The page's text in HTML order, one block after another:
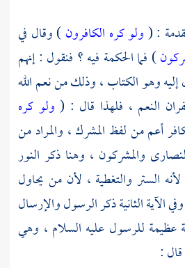
: (ولو كره الكافرون) وقال في
) فما الحكمة فيه ؟ فنقول : إنهم
إليه وهو الكتاب ، وذلك من نعم الله
النعم ، فلهذا قال : ( ولو كره
أعم من لفظ المشرك ، والمراد من
والمشركون ، وهنا ذكر النور
الستر والتغطية ، لأن من يحاول
الآية الثانية ذكر الرسول والإرسال
عظيمة للرسول عليه السلام ، وهي
: